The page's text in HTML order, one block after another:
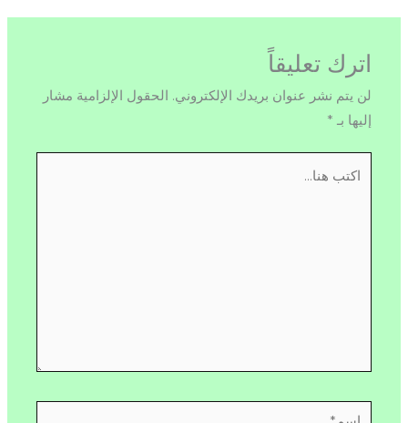
اترك تعليقاً
لن يتم نشر عنوان بريدك الإلكتروني. الحقول الإلزامية مشار
إليها بـ *
اسم*